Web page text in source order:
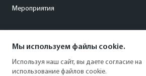
Мероприятия
+7 (911) 960-21-22
Мы используем файлы cookie.
Используя наш сайт, вы даете согласие на
использование файлов cookie.